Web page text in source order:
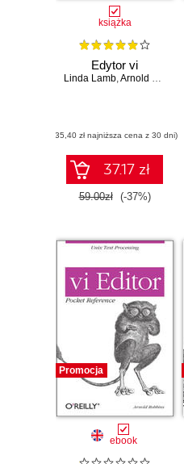
książka
Edytor vi
Linda Lamb,Arnold Robbins
(35,40 zł najniższa cena z 30 dni)
37.17 zł
59.00zł (-37%)
Promocja
ebook